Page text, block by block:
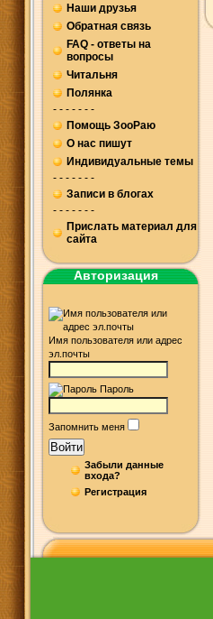
Наши друзья
Обратная связь
FAQ - ответы на
вопросы
Читальня
Полянка
- - - - - - -
Помощь ЗооРаю
О нас пишут
Индивидуальные темы
- - - - - - -
Записи в блогах
- - - - - - -
Прислать материал для
сайта
Авторизация
Имя пользователя или адрес
эл.почты
Пароль
Запомнить меня
Войти
Забыли данные
входа?
Регистрация